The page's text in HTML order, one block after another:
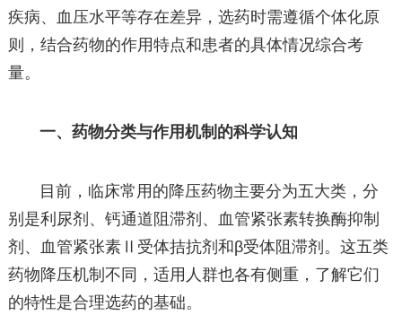
疾病、血压水平等存在差异，选药时需遵循个体化原
则，结合药物的作用特点和患者的具体情况综合考
量。
一、药物分类与作用机制的科学认知
目前，临床常用的降压药物主要分为五大类，分
别是利尿剂、钙通道阻滞剂、血管紧张素转换酶抑制
剂、血管紧张素Ⅱ受体拮抗剂和β受体阻滞剂。这五类
药物降压机制不同，适用人群也各有侧重，了解它们
的特性是合理选药的基础。